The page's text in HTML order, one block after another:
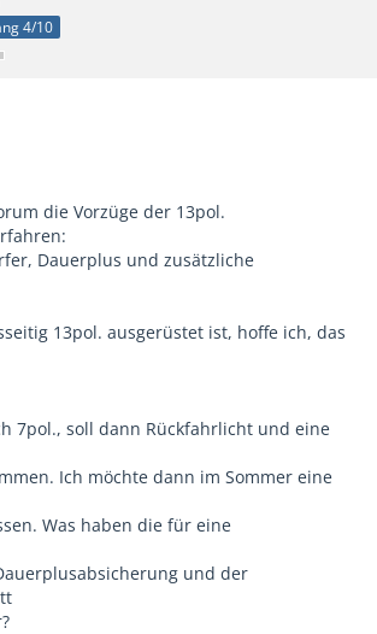
4/10
die Vorzüge der 13pol.
Dauerplus und zusätzliche
13pol. ausgerüstet ist, hoffe ich, das
7pol., soll dann Rückfahrlicht und eine
Ich möchte dann im Sommer eine
Was haben die für eine
und der